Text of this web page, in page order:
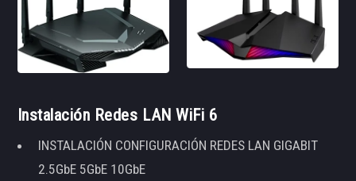
Instalación Redes LAN WiFi 6
INSTALACIÓN CONFIGURACIÓN REDES LAN GIGABIT
2.5GbE 5GbE 10GbE